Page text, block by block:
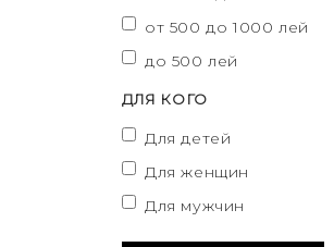
от 500 до 1000 лей
до 500 лей
ДЛЯ КОГО
Для детей
Для женщин
Для мужчин